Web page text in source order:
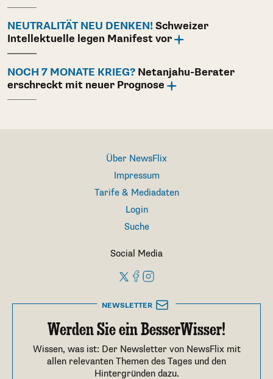
NEUTRALITÄT NEU DENKEN! Schweizer
Intellektuelle legen Manifest vor
NOCH 7 MONATE KRIEG? Netanjahu-Berater
erschreckt mit neuer Prognose
Über NewsFlix
Impressum
Tarife & Mediadaten
Login
Suche
Social Media
NEWSLETTER
Werden Sie ein BesserWisser!
Wissen, was ist: Der Newsletter von NewsFlix mit
allen relevanten Themen des Tages und den
Hintergründen dazu.